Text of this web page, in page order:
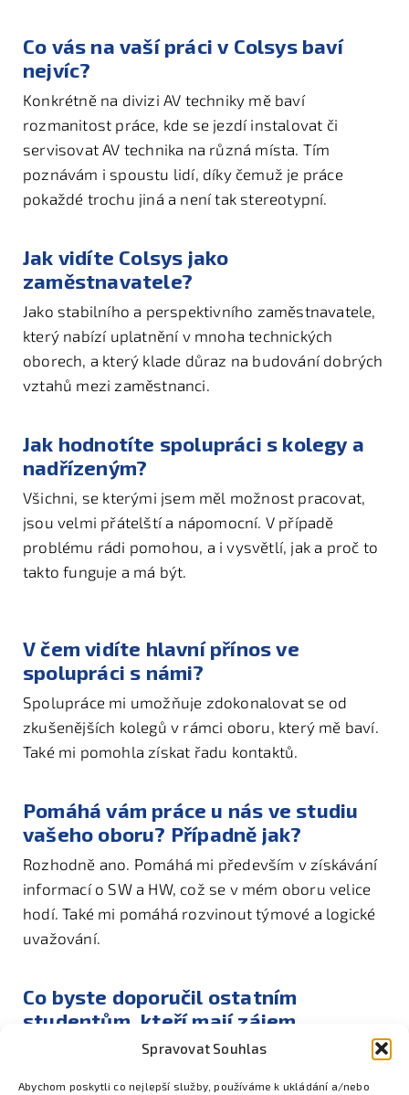
Spravovat Souhlas
Abychom poskytli co nejlepší služby, používáme k ukládání a/nebo
Co vás na vaší práci v Colsys baví
nejvíc?
Konkrétně na divizi AV techniky mě baví
rozmanitost práce, kde se jezdí instalovat či
servisovat AV technika na různá místa. Tím
poznávám i spoustu lidí, díky čemuž je práce
pokaždé trochu jiná a není tak stereotypní.
Jak vidíte Colsys jako
zaměstnavatele?
Jako stabilního a perspektivního zaměstnavatele,
který nabízí uplatnění v mnoha technických
oborech, a který klade důraz na budování dobrých
vztahů mezi zaměstnanci.
Jak hodnotíte spolupráci s kolegy a
nadřízeným?
Všichni, se kterými jsem měl možnost pracovat,
jsou velmi přátelští a nápomocní. V případě
problému rádi pomohou, a i vysvětlí, jak a proč to
takto funguje a má být.
V čem vidíte hlavní přínos ve
spolupráci s námi?
Spolupráce mi umožňuje zdokonalovat se od
zkušenějších kolegů v rámci oboru, který mě baví.
Také mi pomohla získat řadu kontaktů.
Pomáhá vám práce u nás ve studiu
vašeho oboru? Případně jak?
Rozhodně ano. Pomáhá mi především v získávání
informací o SW a HW, což se v mém oboru velice
hodí. Také mi pomáhá rozvinout týmové a logické
uvažování.
Co byste doporučil ostatním
studentům, kteří mají zájem
spolupracovat s Colsys?